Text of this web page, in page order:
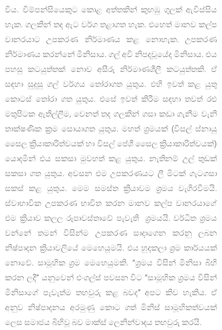
විය. චිම්පන්සියෙකුට කොළ අත්තකින් කුහඹු ගුලක් ඇවිස්සිය
හැක. ගලකින් තද ඇට වර්ග තළාගත හැක. එහෙත් මානව කල්ප
වානරයාට උපකරණ නිර්මාණය කළ නොහැක. උපකරණ
නිර්මාණය කරන්නේ මිනිසාය. ගල් අවි නිපදවූයේද මිනිසාය. එය
පහසු කටයුත්තක් නොව අසීරු නිර්මාණශීලී කටයුත්තකි. ඒ
සඳහා සුදුසු ගල් වර්ගය තෝරාගත යුතුය. එහි ඉවත් කළ යුතු
කොටස් තෝරා ගත යුතුය. එසේ ඉවත් කිරීම සඳහා තවත් රළු
මතුපිටක ඇතිල්ලීම, වෙනත් තද ගලකින් ගසා කඩා ගැනීම වැනි
තාක්ෂණික ක්‍රම සොයාගත යුතුය. මහත් ශ්‍රමයක් (විසල් ස්නායු
සෛල ක්‍රියාකාරිත්වයක් හා විසල් පේශී සෛල ක්‍රියාකාරිත්වයක්)
යොදමින් එය සකසා මුවහත් කළ යුතුය. නැතිනම් උල් තුඩක්
සකසා ගත යුතුය. අවසන එම උපකරණයට ලී මිටක් ගැටගසා
සකස් කළ යුතුය. මෙම සමස්ත ක්‍රියාවම ශ්‍රමය වැගිරවීමයි.
ස්වාභාවික උපකරණ භාවිත කරන මානව කල්ප වානරයාගේ
එම ක්‍රියාව කලල රූපාවස්තාවේ පැවැති ශ්‍රමයයි. වර්ධිත ශ්‍රමය
වන්නේ තමන් විසින්ම උපකරණ සාදාගෙන කරනු ලබන
නිෂ්පාදන ක්‍රියාවලියේ මෙහෙයුමයි. එය හුදකලා ශ්‍රම කාර්යයක්
නොවේ. සාමූහික ශ්‍රම මෙහෙයුමකි. “ශ්‍රමය විසින් මිනිසා බිහි
කරන ලදී” යනුවෙන් එංගල්ස් පවසන විට “සාමූහික ශ්‍රමය විසින්
මිනිසාගේ පැවැත්ම තහවුරු කළ බවද” අපට කිව හැකිය. ඒ
අනුව නිෂ්පාදනය අරමුණු කොට ගත් මිනිස් සාමූහිකත්වයක්
ලෙස සමාජය බිහිවූ බව මාක්ස් ලෙනින්වාදය තහවුරු කරයි.